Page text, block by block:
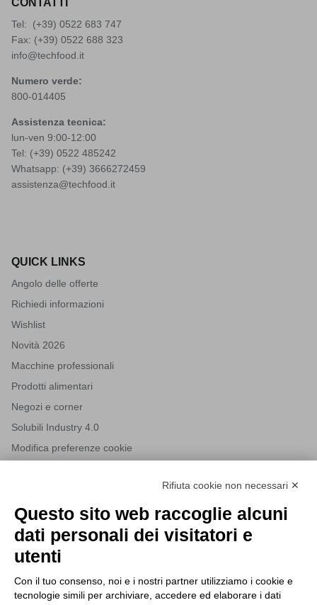
CONTATTI
Tel: (+39) 0522 683 747
Fax: (+39) 0522 688 323
info@techfood.it
Numero verde:
800-014405
Assistenza tecnica:
lun-ven 9:00-12:00
Tel: (+39) 0522 485242
Whatsapp: (+39) 3666272459
assistenza@techfood.it
QUICK LINKS
Angolo delle offerte
Richiedi informazioni
Wishlist
Novità 2026
Macchine professionali
Prodotti alimentari
Negozi e corner
Solubili Industry 4.0
Modifica preferenze cookie
Iscriviti alla nostra newsletter per rimanere sempre aggiornato
sulle novità del mondo HORECA e per ricevere offerte esclusive.
Rifiuta cookie non necessari ✕
Questo sito web raccoglie alcuni
dati personali dei visitatori e
utenti
Con il tuo consenso, noi e i nostri partner utilizziamo i cookie e
tecnologie simili per archiviare, accedere ed elaborare i dati